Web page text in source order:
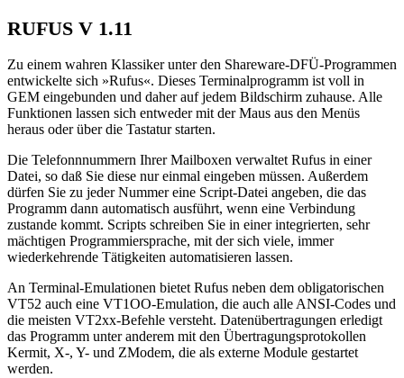
RUFUS V 1.11
Zu einem wahren Klassiker unter den Shareware-DFÜ-Programmen
entwickelte sich »Rufus«. Dieses Terminalprogramm ist voll in
GEM eingebunden und daher auf jedem Bildschirm zuhause. Alle
Funktionen lassen sich entweder mit der Maus aus den Menüs
heraus oder über die Tastatur starten.
Die Telefonnnummern Ihrer Mailboxen verwaltet Rufus in einer
Datei, so daß Sie diese nur einmal eingeben müssen. Außerdem
dürfen Sie zu jeder Nummer eine Script-Datei angeben, die das
Programm dann automatisch ausführt, wenn eine Verbindung
zustande kommt. Scripts schreiben Sie in einer integrierten, sehr
mächtigen Programmiersprache, mit der sich viele, immer
wiederkehrende Tätigkeiten automatisieren lassen.
An Terminal-Emulationen bietet Rufus neben dem obligatorischen
VT52 auch eine VT1OO-Emulation, die auch alle ANSI-Codes und
die meisten VT2xx-Befehle versteht. Datenübertragungen erledigt
das Programm unter anderem mit den Übertragungsprotokollen
Kermit, X-, Y- und ZModem, die als externe Module gestartet
werden.